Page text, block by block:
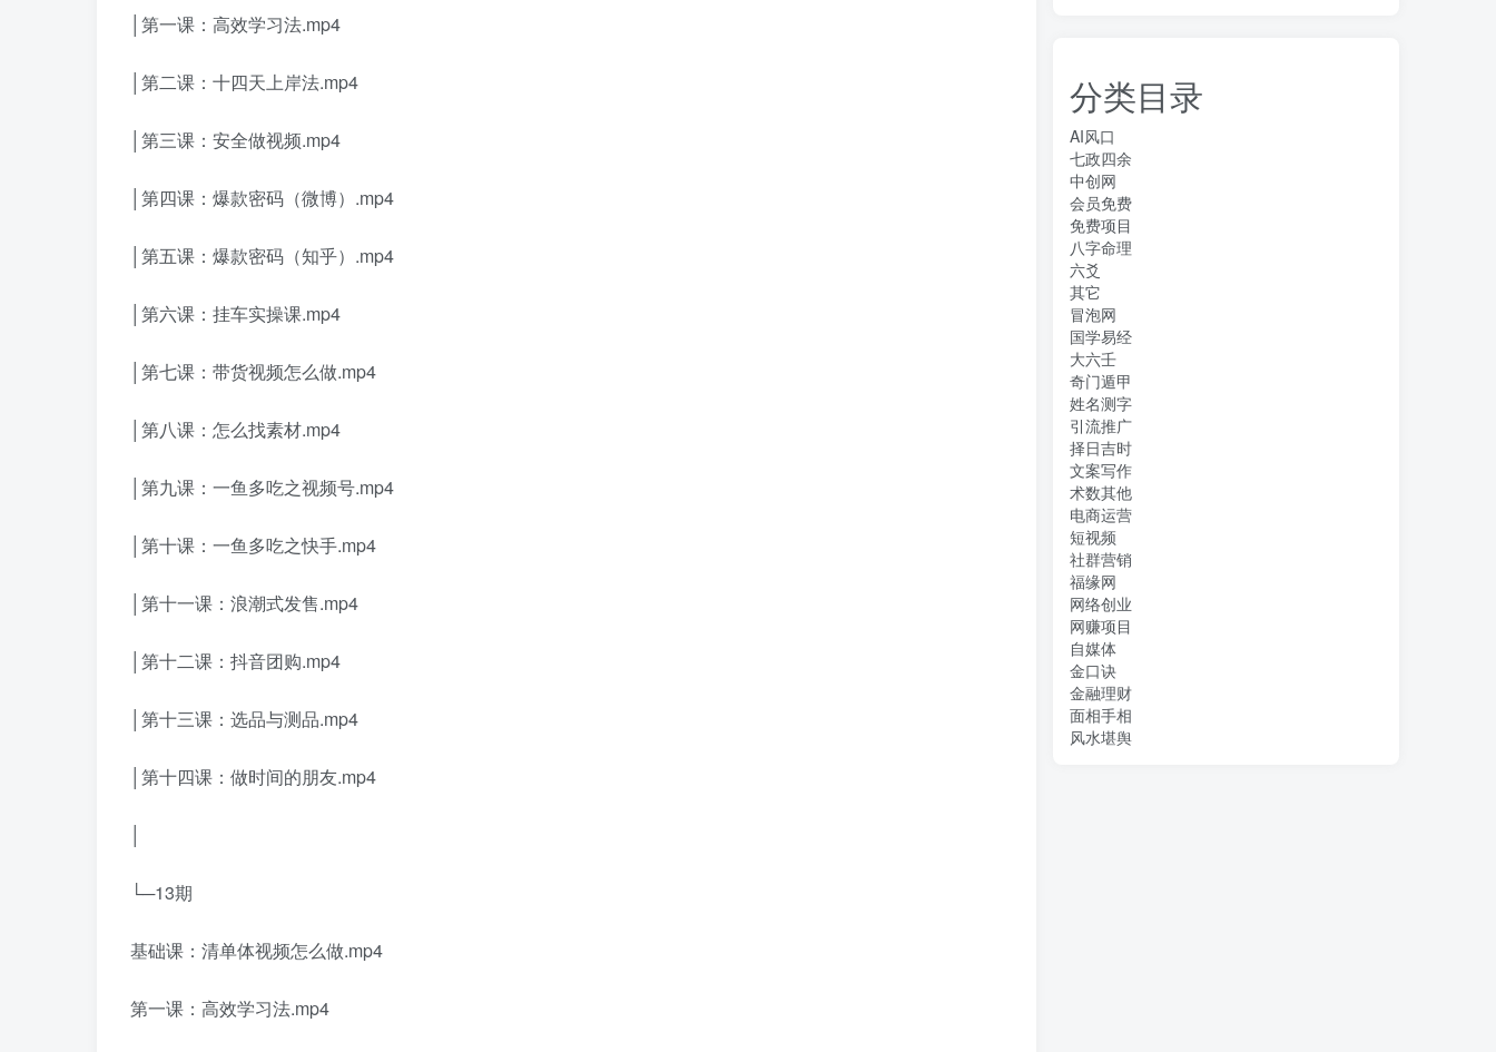
│第一课：高效学习法.mp4
│第二课：十四天上岸法.mp4
│第三课：安全做视频.mp4
│第四课：爆款密码（微博）.mp4
│第五课：爆款密码（知乎）.mp4
│第六课：挂车实操课.mp4
│第七课：带货视频怎么做.mp4
│第八课：怎么找素材.mp4
│第九课：一鱼多吃之视频号.mp4
│第十课：一鱼多吃之快手.mp4
│第十一课：浪潮式发售.mp4
│第十二课：抖音团购.mp4
│第十三课：选品与测品.mp4
│第十四课：做时间的朋友.mp4
└─13期
基础课：清单体视频怎么做.mp4
第一课：高效学习法.mp4
分类目录
AI风口
七政四余
中创网
会员免费
免费项目
八字命理
六爻
其它
冒泡网
国学易经
大六壬
奇门遁甲
姓名测字
引流推广
择日吉时
文案写作
术数其他
电商运营
短视频
社群营销
福缘网
网络创业
网赚项目
自媒体
金口诀
金融理财
面相手相
风水堪舆